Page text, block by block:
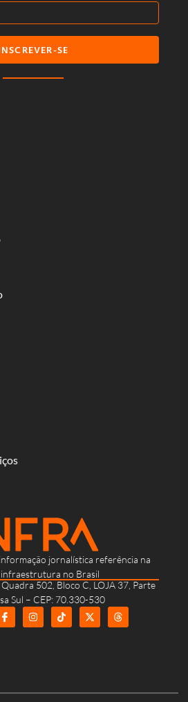
jornalística referência na
infraestrutura no Brasil
502, Bloco C, LOJA 37, Parte
Sul – CEP: 70.330-530
SE